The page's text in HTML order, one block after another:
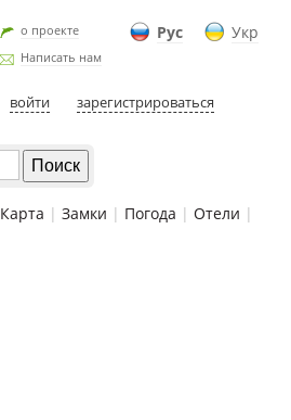
Рус Укр
о проекте
Написать нам
войти зарегистрироваться
Карта | Замки | Погода | Отели |